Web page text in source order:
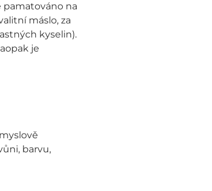
pamatováno na
máslo, za
kyselin).
je
barvu,